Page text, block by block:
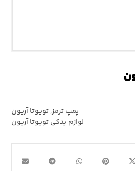
پمپ ترمز,تویوتا آریون
لوازم یدکی تویوتا آریون